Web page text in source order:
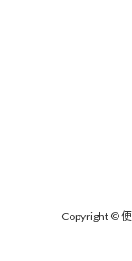
Copyright ©